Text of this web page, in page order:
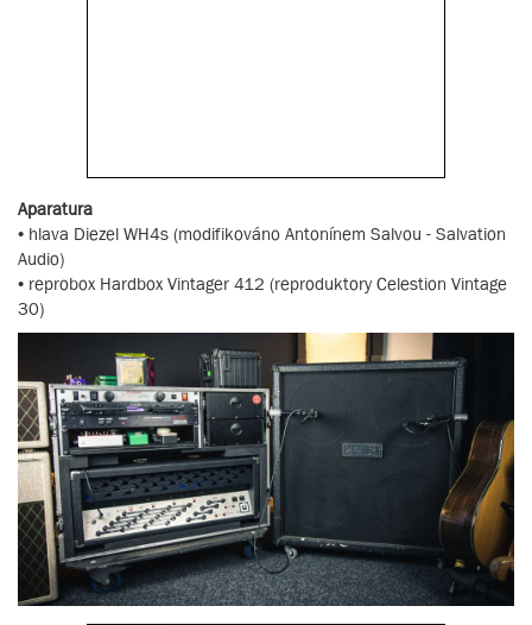
Aparatura
• hlava Diezel WH4s (modifikováno Antonínem Salvou - Salvation
Audio)
• reprobox Hardbox Vintager 412 (reproduktory Celestion Vintage
30)